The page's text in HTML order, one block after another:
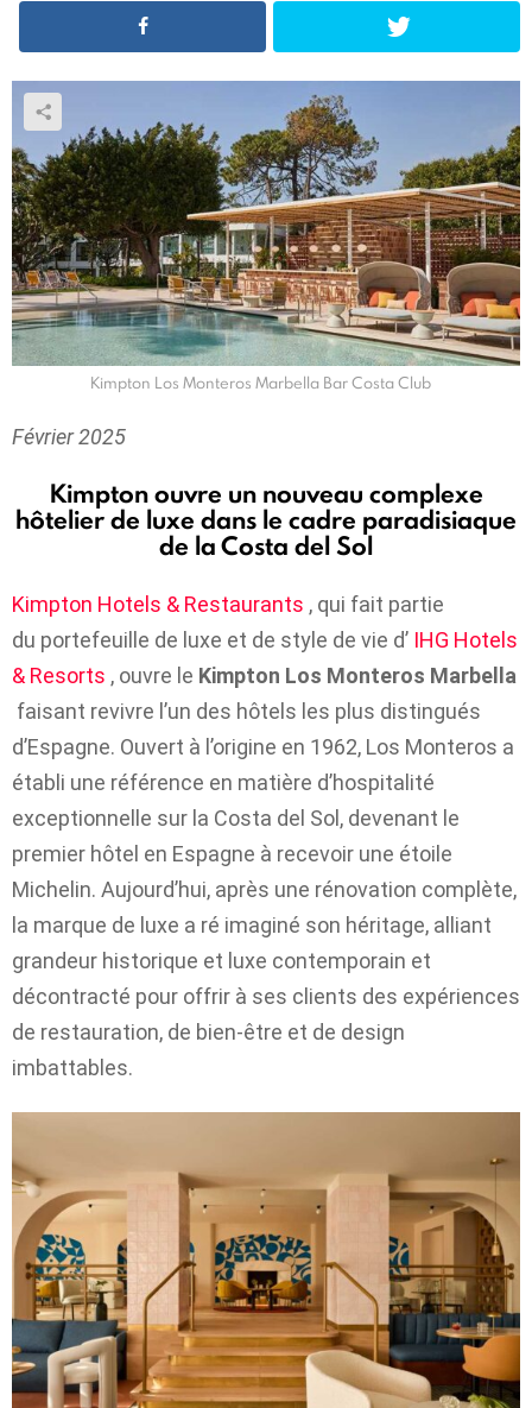
Kimpton Los Monteros Marbella Bar Costa Club
Février 2025
Kimpton ouvre un nouveau complexe
hôtelier de luxe dans le cadre paradisiaque
de la Costa del Sol
Kimpton Hotels & Restaurants , qui fait partie
du portefeuille de luxe et de style de vie d’ IHG Hotels
& Resorts , ouvre le Kimpton Los Monteros Marbella
faisant revivre l’un des hôtels les plus distingués
d’Espagne. Ouvert à l’origine en 1962, Los Monteros a
établi une référence en matière d’hospitalité
exceptionnelle sur la Costa del Sol, devenant le
premier hôtel en Espagne à recevoir une étoile
Michelin. Aujourd’hui, après une rénovation complète,
la marque de luxe a ré imaginé son héritage, alliant
grandeur historique et luxe contemporain et
décontracté pour offrir à ses clients des expériences
de restauration, de bien-être et de design
imbattables.